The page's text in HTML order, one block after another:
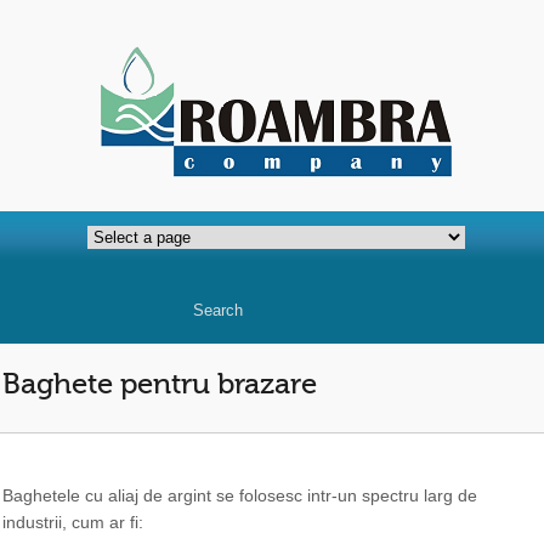
Baghete pentru brazare
Baghetele cu aliaj de argint se folosesc intr-un spectru larg de
industrii, cum ar fi: